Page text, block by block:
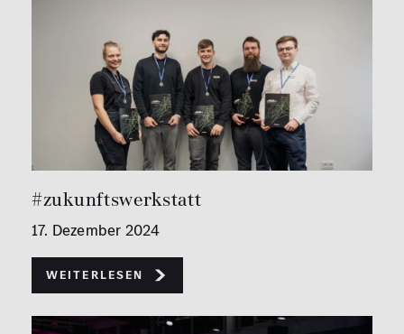
#zukunftswerkstatt
17. Dezember 2024
Weiterlesen